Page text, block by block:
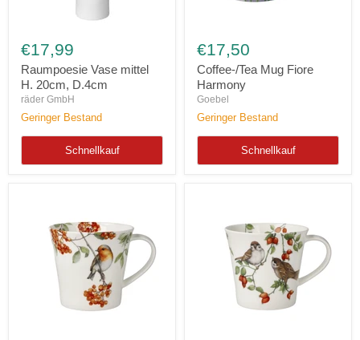
Vase
mittel
H.
20cm,
D.4cm
€17,99
Raumpoesie Vase mittel
H. 20cm, D.4cm
räder GmbH
Geringer Bestand
Schnellkauf
Mug
Fiore
Harmony
€17,50
Coffee-/Tea Mug Fiore
Harmony
Goebel
Geringer Bestand
Schnellkauf